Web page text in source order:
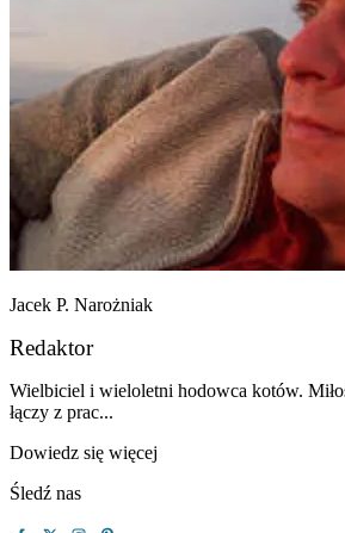
Jacek P. Narożniak
Redaktor
Wielbiciel i wieloletni hodowca kotów.
łączy z prac...
Dowiedz się więcej
Śledź nas